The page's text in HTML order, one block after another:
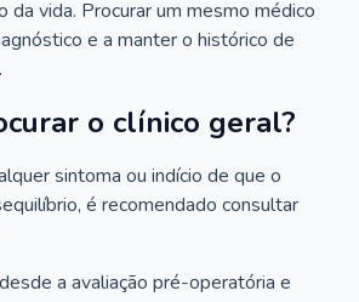
da vida. Procurar um mesmo médico
e a manter o histórico de
o clínico geral?
sintoma ou indício de que o
é recomendado consultar
a avaliação pré-operatória e